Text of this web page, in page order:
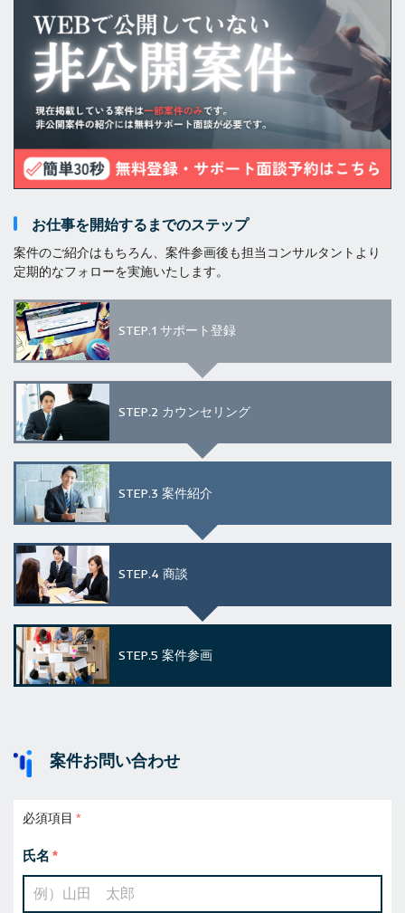
お仕事を開始するまでのステップ
案件のご紹介はもちろん、案件参画後も担当コンサルタントより
定期的なフォローを実施いたします。
STEP.1 サポート登録
STEP.2 カウンセリング
STEP.3 案件紹介
STEP.4 商談
STEP.5 案件参画
案件お問い合わせ
必須項目
氏名